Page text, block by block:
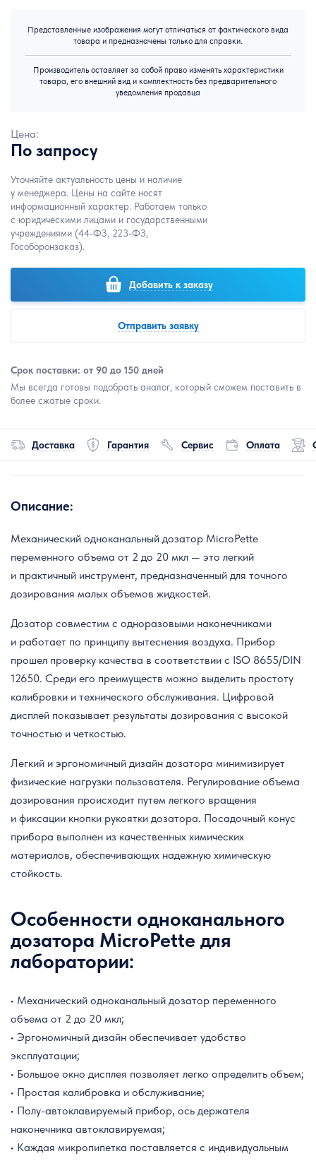
Представленные изображения могут отличаться от фактического вида
товара и предназначены только для справки.
Производитель оставляет за собой право изменять характеристики
товара, его внешний вид и комплектность без предварительного
уведомления продавца
Цена:
По запросу
Уточняйте актуальность цены и наличие
у менеджера. Цены на сайте носят
информационный характер. Работаем только
с юридическими лицами и государственными
учреждениями (44-ФЗ, 223-ФЗ,
Гособоронзаказ).
Добавить к заказу
Отправить заявку
Срок поставки: от 90 до 150 дней
Мы всегда готовы подобрать аналог, который сможем поставить в
более сжатые сроки.
Доставка Гарантия Сервис Оплата
Описание:
Механический одноканальный дозатор MicroPette
переменного объема от 2 до 20 мкл — это легкий
и практичный инструмент, предназначенный для точного
дозирования малых объемов жидкостей.
Дозатор совместим с одноразовыми наконечниками
и работает по принципу вытеснения воздуха. Прибор
прошел проверку качества в соответствии с ISO 8655/DIN
12650. Среди его преимуществ можно выделить простоту
калибровки и технического обслуживания. Цифровой
дисплей показывает результаты дозирования с высокой
точностью и четкостью.
Легкий и эргономичный дизайн дозатора минимизирует
физические нагрузки пользователя. Регулирование объема
дозирования происходит путем легкого вращения
и фиксации кнопки рукоятки дозатора. Посадочный конус
прибора выполнен из качественных химических
материалов, обеспечивающих надежную химическую
стойкость.
Особенности одноканального
дозатора MicroPette для
лаборатории:
• Механический одноканальный дозатор переменного
объема от 2 до 20 мкл;
• Эргономичный дизайн обеспечивает удобство
эксплуатации;
• Большое окно дисплея позволяет легко определить объем;
• Простая калибровка и обслуживание;
• Полу-автоклавируемый прибор, ось держателя
наконечника автоклавируемая;
• Каждая микропипетка поставляется с индивидуальным